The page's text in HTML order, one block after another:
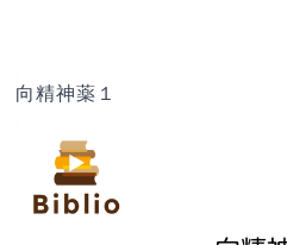
向精神薬１